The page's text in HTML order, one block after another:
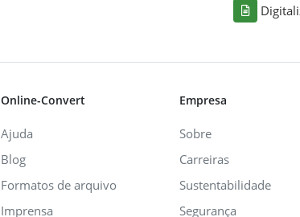
Online-Convert
Ajuda
Blog
Formatos de arquivo
Imprensa
Empresa
Sobre
Carreiras
Sustentabilidade
Segurança